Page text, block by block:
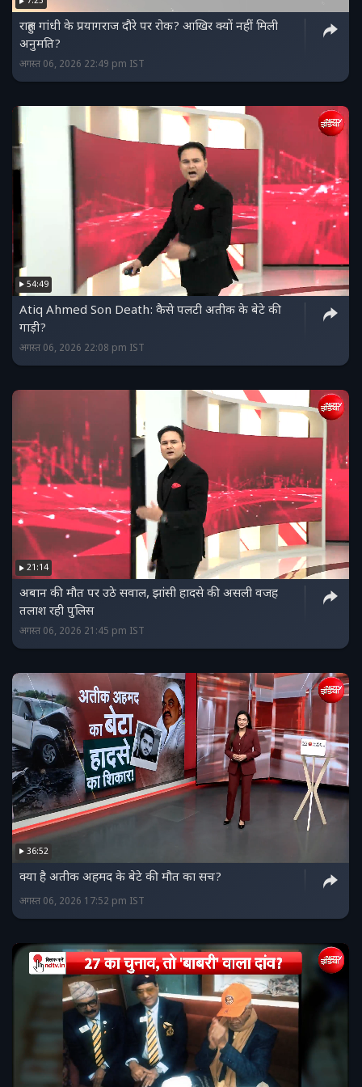
राहुल गांधी के प्रयागराज दौरे पर रोक? आखिर क्यों नहीं मिली
अनुमति?
अगस्त 06, 2026 22:49 pm IST
54:49
Atiq Ahmed Son Death: कैसे पलटी अतीक के बेटे की
गाड़ी?
अगस्त 06, 2026 22:08 pm IST
21:14
अबान की मौत पर उठे सवाल, झांसी हादसे की असली वजह
तलाश रही पुलिस
अगस्त 06, 2026 21:45 pm IST
36:52
क्या है अतीक अहमद के बेटे की मौत का सच?
अगस्त 06, 2026 17:52 pm IST